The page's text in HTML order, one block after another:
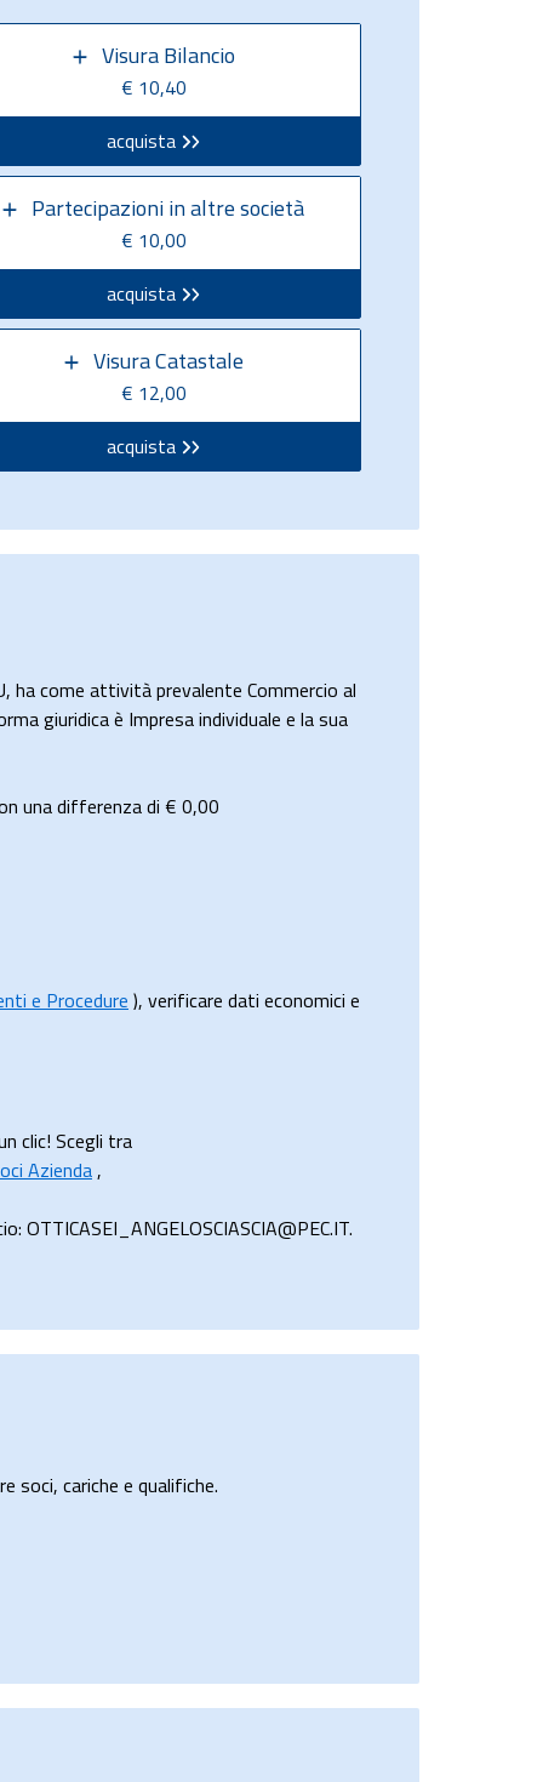
Visura Bilancio
€ 10,40
acquista
Partecipazioni in altre società
€ 10,00
acquista
Visura Catastale
€ 12,00
acquista
ha come attività prevalente Commercio al
giuridica è Impresa individuale e la sua
una differenza di € 0,00
e Procedure ), verificare dati economici e
clic! Scegli tra
Azienda,
OTTICASEI_ANGELOSCIASCIA@PEC.IT.
soci, cariche e qualifiche.